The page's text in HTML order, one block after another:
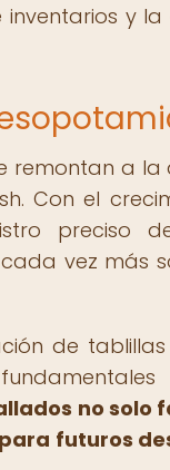
y
remontan a
Con el
preciso
vez más
de
no
futuros